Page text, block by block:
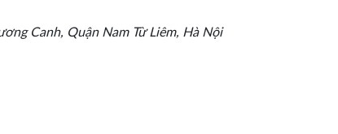
Canh, Quận Nam Từ Liêm, Hà Nội